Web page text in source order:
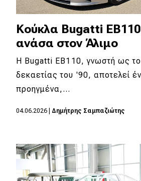
Κούκλα Bugatti
ανάσα στον Άλιμο
Η Bugatti EB110, γνωστή ως το
δεκαετίας του '90, αποτελεί
προηγμένα,…
04.06.2026 Δημήτρης Σαμπαζιώτης